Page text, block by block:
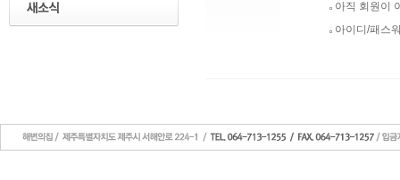
아직 회원이
아이디/패스